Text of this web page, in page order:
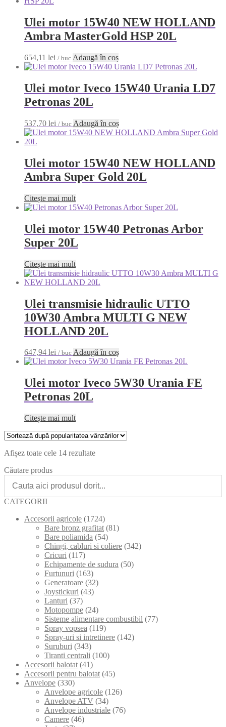
Ulei motor 15W40 NEW HOLLAND
Ambra MasterGold HSP 20L
654,11 lei / buc Adaugă în coș
Ulei motor Iveco 15W40 Urania LD7
Petronas 20L
537,70 lei / buc Adaugă în coș
Ulei motor 15W40 NEW HOLLAND
Ambra Super Gold 20L
Citește mai mult
Ulei motor 15W40 Petronas Arbor
Super 20L
Citește mai mult
Ulei transmisie hidraulic UTTO
10W30 Ambra MULTI G NEW
HOLLAND 20L
647,94 lei / buc Adaugă în coș
Ulei motor Iveco 5W30 Urania FE
Petronas 20L
Citește mai mult
Afișez toate cele 14 rezultate
Căutare produs
CATEGORII
Accesorii agricole (1724)
Bare bronz grafitat (81)
Bare poliamida (54)
Chingi, cabluri si coliere (342)
Cricuri (117)
Echipamente de sudura (50)
Furtunuri (163)
Generatoare (32)
Joystickuri (43)
Lanturi (37)
Motopompe (24)
Sisteme alimentare combustibil (77)
Spray vopsea (119)
Spray-uri si intretinere (142)
Suruburi (343)
Tiranti centrali (100)
Accesorii balotat (41)
Accesorii pentru balotat (45)
Anvelope (330)
Anvelope agricole (126)
Anvelope ATV (34)
Anvelope industriale (76)
Camere (46)